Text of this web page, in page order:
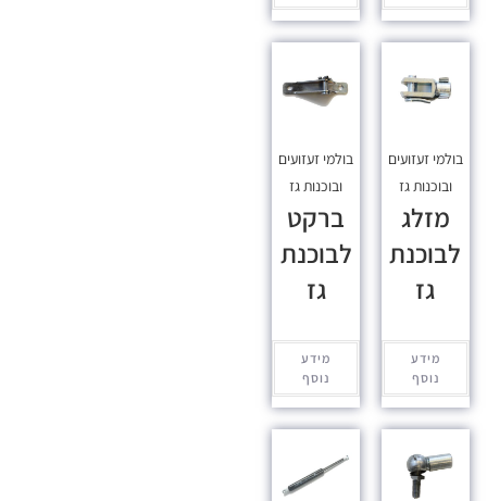
בולמי זעזועים
ובוכנות גז
מזלג
לבוכנת
גז
מידע
נוסף
בולמי זעזועים
ובוכנות גז
ברקט
לבוכנת
גז
מידע
נוסף